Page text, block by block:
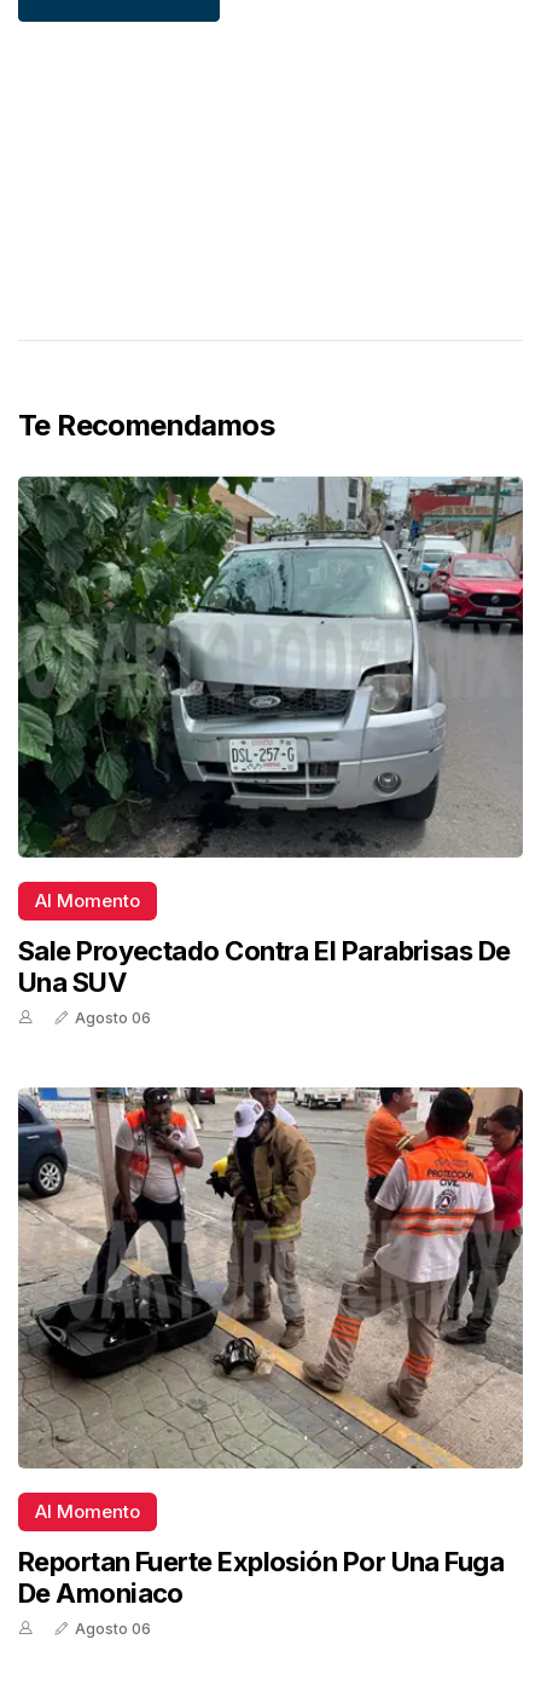
Te Recomendamos
Al Momento
Sale Proyectado Contra El Parabrisas De
Una SUV
Agosto 06
Al Momento
Reportan Fuerte Explosión Por Una Fuga
De Amoniaco
Agosto 06